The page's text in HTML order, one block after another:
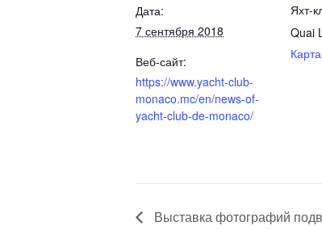
Дата:
7 сентября 2018
Веб-сайт:
https://www.yacht-club-
monaco.mc/en/news-of-
yacht-club-de-monaco/
Яхт-
Quai
Выставка фотографий